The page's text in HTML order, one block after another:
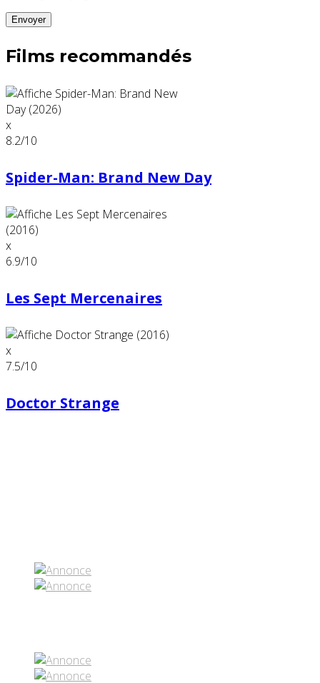
Films recommandés
x
8.2/10
Spider-Man: Brand New Day
x
6.9/10
Les Sept Mercenaires
x
7.5/10
Doctor Strange